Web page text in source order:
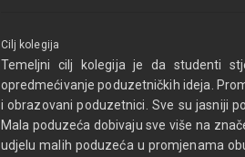
Cilj kolegija
Temeljni cilj kolegija je da studenti
opredmećivanje poduzetničkih ideja.
i obrazovani poduzetnici. Sve su jasniji
Mala poduzeća dobivaju sve više na
udjelu malih poduzeća u promjenama